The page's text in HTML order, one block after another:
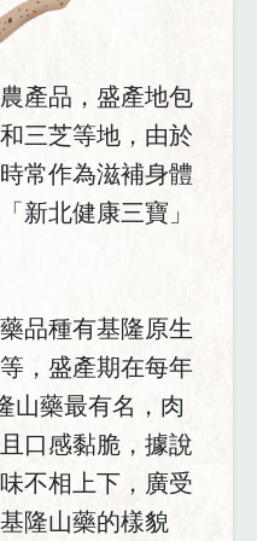
產品，盛產地包
三芝等地，由於
常作為滋補身體
新北健康三寶」
品種有基隆原生
，盛產期在每年
山藥最有名，肉
口感黏脆，據說
不相上下，廣受
隆山藥的樣貌